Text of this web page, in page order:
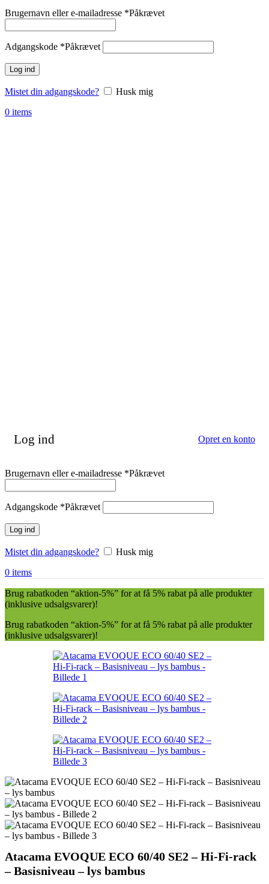
Brugernavn eller e-mailadresse *Påkrævet
Adgangskode *Påkrævet
Log ind
Mistet din adgangskode?
Husk mig
0 items
Log ind Opret en konto
Brugernavn eller e-mailadresse *Påkrævet
Adgangskode *Påkrævet
Log ind
Mistet din adgangskode?
Husk mig
0 items
Brug rabatkoden “aktion-5%” for at få 5% rabat på alle produkter
(inklusive udsalgsvarer)!
Brug rabatkoden “aktion-5%” for at få 5% rabat på alle produkter
(inklusive udsalgsvarer)!
Atacama EVOQUE ECO 60/40 SE2 – Hi-Fi-rack
– Basisniveau – lys bambus